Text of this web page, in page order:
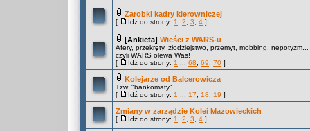
Zarobki kadry kierowniczej
[ Idź do strony: 1 2 3 4 ]
[Ankieta] Wieści z WARS-u
Afery, przekręty, złodziejstwo, przemyt, mobbing, nepotyzm...
czyli WARS olewa Was!
[
Idź do strony: 1 68 69 70 ]
Kolejarze od Balcerowicza
Tzw. "bankomaty".
[
Idź do strony: 1 17 18 19 ]
Zmiany w zarządzie Kolei Mazowieckich
[ Idź do strony: 1 2 3 4 ]